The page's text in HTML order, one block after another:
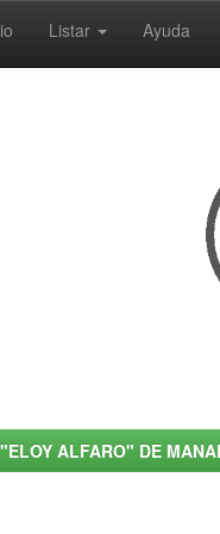
Listar Ayuda
ALFARO" DE